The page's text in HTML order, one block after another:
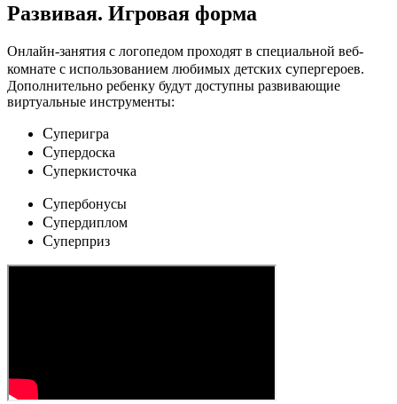
Развивая. Игровая форма
Онлайн-занятия с логопедом проходят в специальной веб-
комнате с использованием любимых детских cупергероев.
Дополнительно ребенку будут доступны развивающие
виртуальные инструменты:
Cуперигра
Cупердоска
Cуперкисточка
Cупербонусы
Cупердиплом
Cуперприз